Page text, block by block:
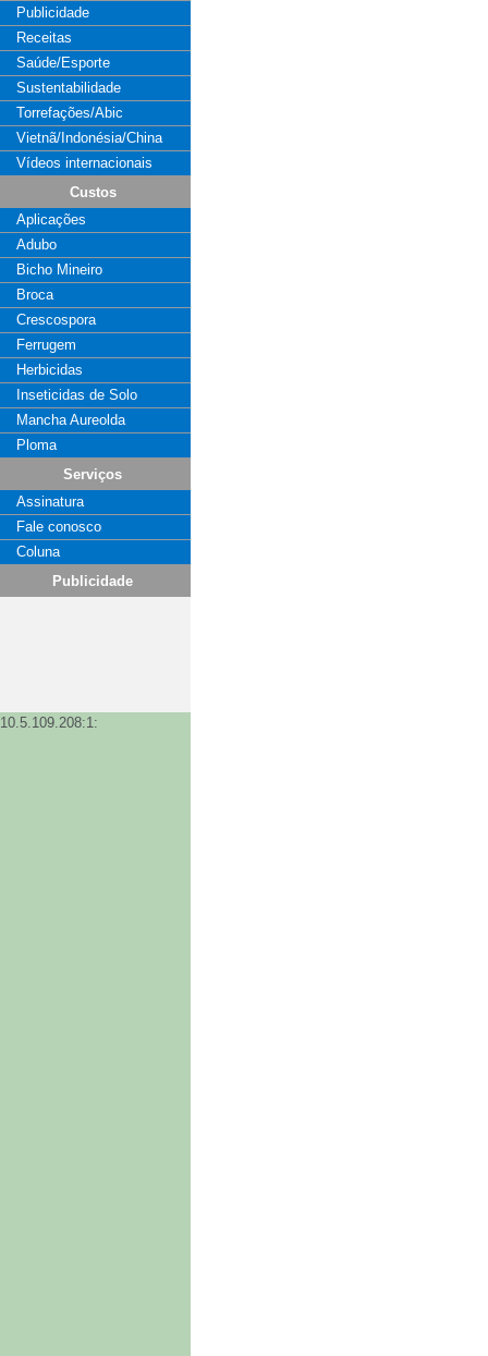
Publicidade
Receitas
Saúde/Esporte
Sustentabilidade
Torrefações/Abic
Vietnã/Indonésia/China
Vídeos internacionais
Custos
Aplicações
Adubo
Bicho Mineiro
Broca
Crescospora
Ferrugem
Herbicidas
Inseticidas de Solo
Mancha Aureolda
Ploma
Serviços
Assinatura
Fale conosco
Coluna
Publicidade
10.5.109.208:1: